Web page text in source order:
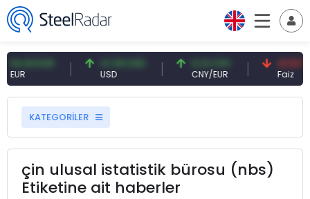
47,59 USD
USD
0,13 CNY
CNY/EUR
41,53 TRY
Faiz
KATEGORİLER
çin ulusal istatistik bürosu (nbs)
Etiketine ait haberler